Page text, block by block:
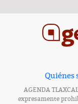
Quiénes
AGENDA
expresamente